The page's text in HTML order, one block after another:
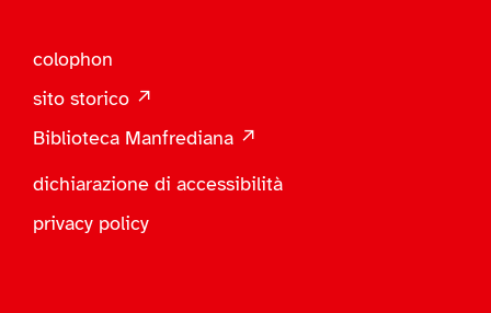
colophon
sito storico ↗
Biblioteca Manfrediana ↗
dichiarazione di accessibilità
privacy policy